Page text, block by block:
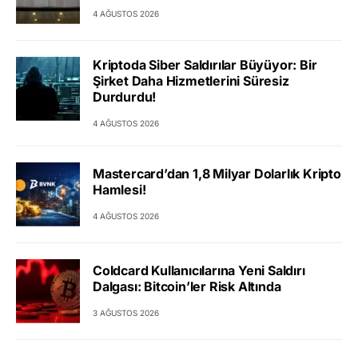
4 AĞUSTOS 2026
Kriptoda Siber Saldırılar Büyüyor: Bir
Şirket Daha Hizmetlerini Süresiz
Durdurdu!
4 AĞUSTOS 2026
Mastercard’dan 1,8 Milyar Dolarlık Kripto
Hamlesi!
4 AĞUSTOS 2026
Coldcard Kullanıcılarına Yeni Saldırı
Dalgası: Bitcoin’ler Risk Altında
3 AĞUSTOS 2026